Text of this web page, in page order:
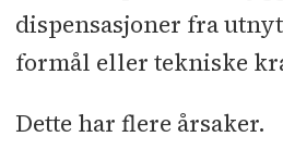
dispensasjoner fra
formål eller tekniske
Dette har flere årsaker.